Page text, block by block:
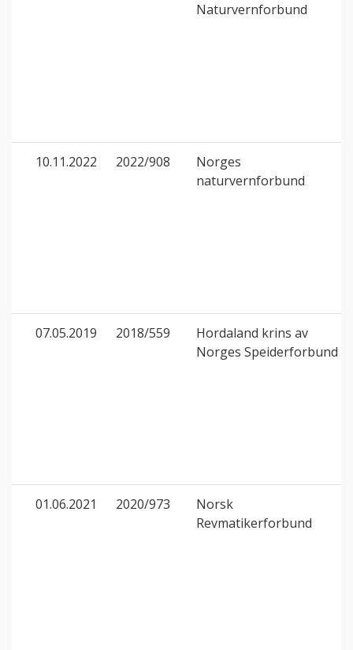
Naturvernforbund
10.11.2022 2022/908
Norges
naturvernforbund
07.05.2019 2018/559
Hordaland krins av
Norges Speiderforbund
01.06.2021 2020/973
Norsk
Revmatikerforbund